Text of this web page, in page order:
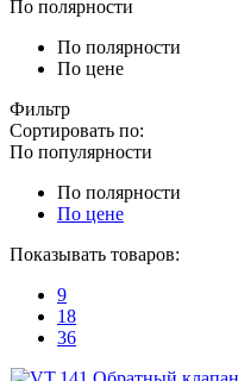
По полярности
По полярности
По цене
Фильтр
Сортировать по:
По популярности
По полярности
По цене
Показывать товаров:
9
18
36